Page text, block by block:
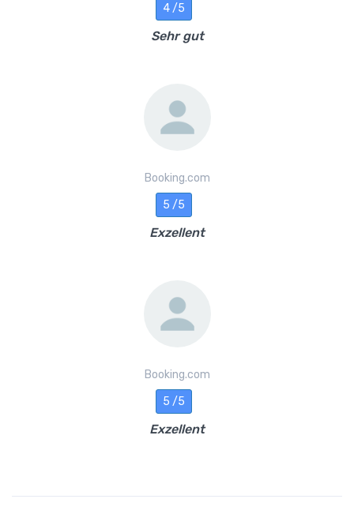
4 /5
Sehr gut
Booking.com
5 /5
Exzellent
Booking.com
5 /5
Exzellent